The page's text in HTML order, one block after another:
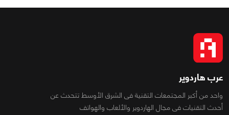
عرب هاردوير
واحد من أكبر المجتمعات التقنية فى الشرق الأوسط تتحدث عن
أحدث التقنيات فى مجال الهاردوير والألعاب والهواتف